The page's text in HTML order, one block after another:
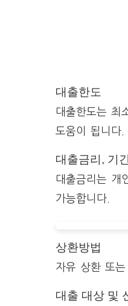
대출한도
대출한도는 최
도움이 됩니다.
대출금리, 기
대출금리는 개
가능합니다.
상환방법
자유 상환 또는
대출 대상 및